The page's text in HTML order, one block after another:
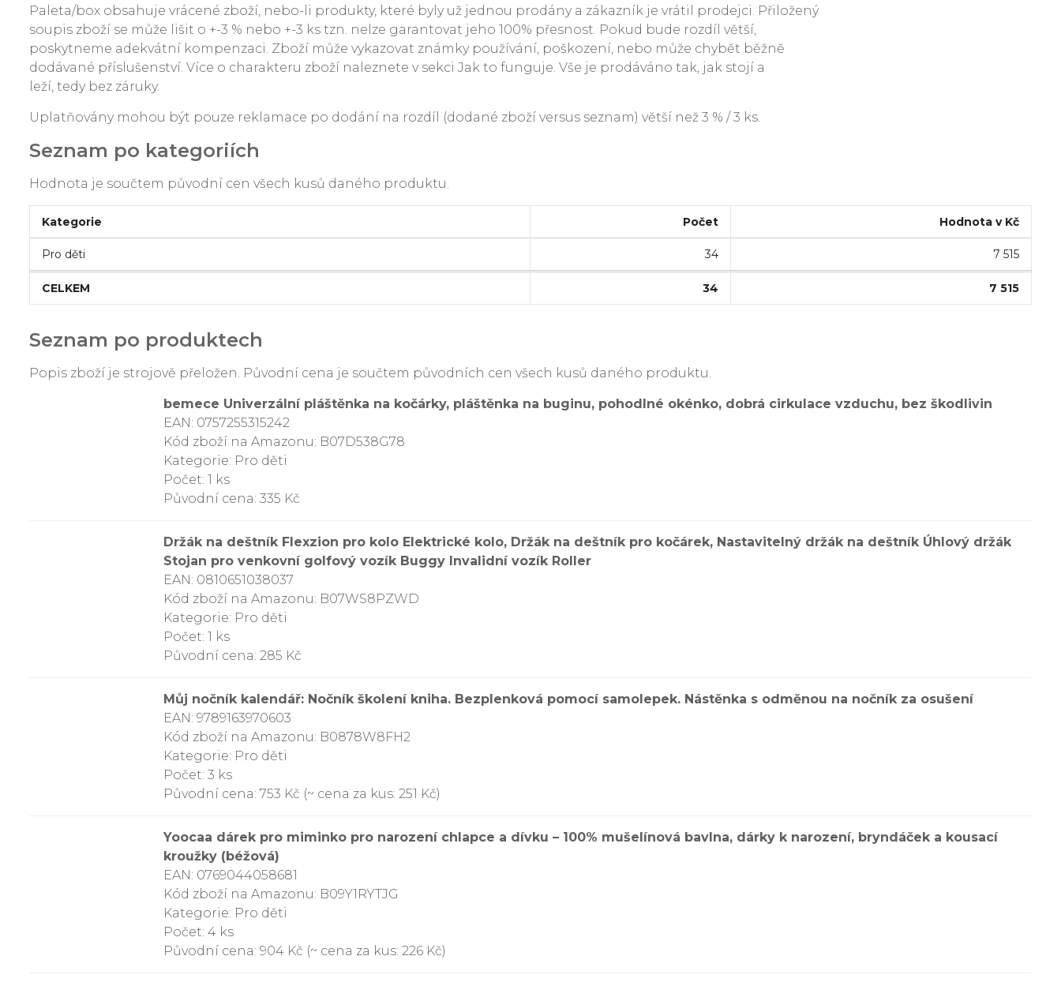
Paleta/box obsahuje vrácené zboží, nebo-li produkty, které byly už jednou prodány a zákazník je vrátil prodejci. Přiložený
soupis zboží se může lišit o +-3 % nebo +-3 ks tzn. nelze garantovat jeho 100% přesnost. Pokud bude rozdíl větší,
poskytneme adekvátní kompenzaci. Zboží může vykazovat známky používání, poškození, nebo může chybět běžně
dodávané příslušenství. Více o charakteru zboží naleznete v sekci Jak to funguje. Vše je prodáváno tak, jak stojí a
leží, tedy bez záruky.
Uplatňovány mohou být pouze reklamace po dodání na rozdíl (dodané zboží versus seznam) větší než 3 % / 3 ks.
Seznam po kategoriích
Hodnota je součtem původní cen všech kusů daného produktu.
Kategorie Počet Hodnota v Kč
Pro děti 34 7 515
CELKEM 34 7 515
Seznam po produktech
Popis zboží je strojově přeložen. Původní cena je součtem původních cen všech kusů daného produktu.
bemece Univerzální pláštěnka na kočárky, pláštěnka na buginu, pohodlné okénko, dobrá cirkulace vzduchu, bez škodlivin
EAN: 0757255315242
Kód zboží na Amazonu: B07D538G78
Kategorie: Pro děti
Počet: 1 ks
Původní cena: 335 Kč
Držák na deštník Flexzion pro kolo Elektrické kolo, Držák na deštník pro kočárek, Nastavitelný držák na deštník Úhlový držák
Stojan pro venkovní golfový vozík Buggy Invalidní vozík Roller
EAN: 0810651038037
Kód zboží na Amazonu: B07WS8PZWD
Kategorie: Pro děti
Počet: 1 ks
Původní cena: 285 Kč
Můj nočník kalendář: Nočník školení kniha. Bezplenková pomocí samolepek. Nástěnka s odměnou na nočník za osušení
EAN: 9789163970603
Kód zboží na Amazonu: B0878W8FH2
Kategorie: Pro děti
Počet: 3 ks
Původní cena: 753 Kč (~ cena za kus: 251 Kč)
Yoocaa dárek pro miminko pro narození chlapce a dívku – 100% mušelínová bavlna, dárky k narození, bryndáček a kousací
kroužky (béžová)
EAN: 0769044058681
Kód zboží na Amazonu: B09Y1RYTJG
Kategorie: Pro děti
Počet: 4 ks
Původní cena: 904 Kč (~ cena za kus: 226 Kč)